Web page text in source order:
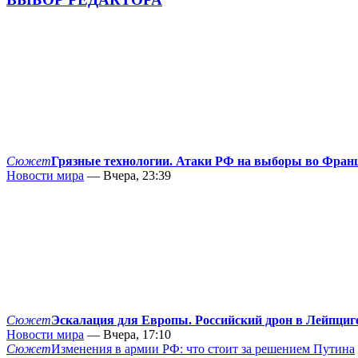
СюжетГрязные технологии. Атаки РФ на выборы во
Новости мира — Вчера, 23:39
СюжетЭскалация для Европы. Российский дрон в
Новости мира — Вчера, 17:10
СюжетИзменения в армии РФ: что стоит за решением Путина